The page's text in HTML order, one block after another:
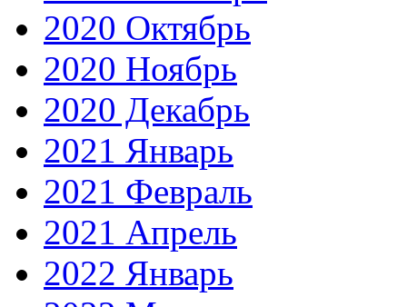
2020 Октябрь
2020 Ноябрь
2020 Декабрь
2021 Январь
2021 Февраль
2021 Апрель
2022 Январь